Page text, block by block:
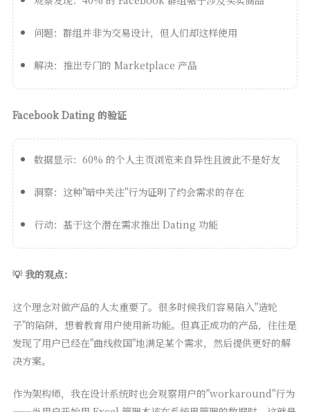
问题：群组并非为交易设计，但人们却这样使用
解决：推出专门的 Marketplace 产品
Facebook Dating 的验证
数据显示：60% 的个人主页浏览来自异性且彼此不是好友
洞察：这种"暗中关注"行为证明了约会需求的存在
行动：基于这个潜在需求推出 Dating 功能
💡 我的观点：
这个理念对做产品的人太重要了。很多时候我们容易陷入"造轮
子"的陷阱，想着教育用户使用新功能。但真正成功的产品，往往是
发现了用户已经在"曲线救国"地满足某个需求，然后提供更好的解
决方案。
作为架构师，我在设计系统时也会观察用户的"workaround"行为